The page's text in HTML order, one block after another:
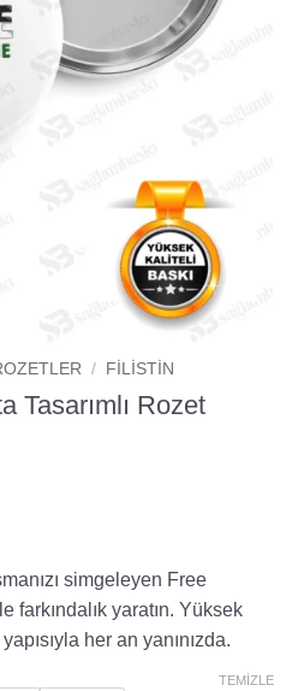
/ FILISTIN
Tasarımlı Rozet
simgeleyen Free
farkındalık yaratın. Yüksek
her an yanınızda.
TEMIZLE